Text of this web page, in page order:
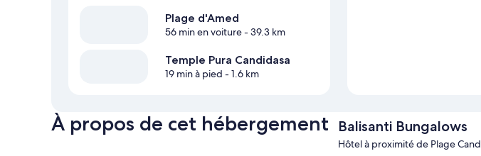
Plage d'Amed
56 min en voiture- 39.3 km
Temple Pura Candidasa
19 min à pied - 1.6 km
À propos de cet hébergement Balisanti Bungalows
Hôtel à proximité de Plage